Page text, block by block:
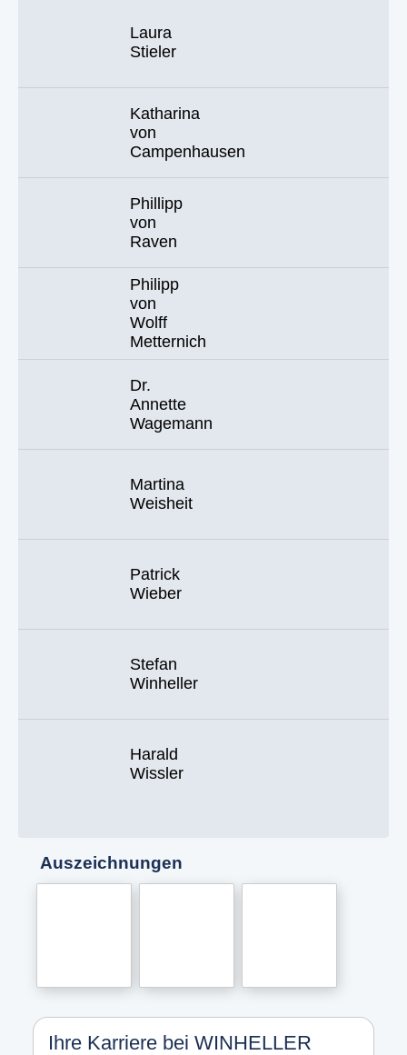
Laura
Stieler
Katharina
von
Campenhausen
Phillipp
von
Raven
Philipp
von
Wolff
Metternich
Dr.
Annette
Wagemann
Martina
Weisheit
Patrick
Wieber
Stefan
Winheller
Harald
Wissler
Auszeichnungen
Ihre Karriere bei WINHELLER